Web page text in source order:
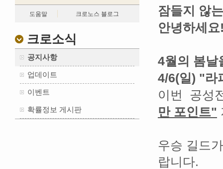
도움말 크로노스 블로그
크로소식
공지사항
업데이트
이벤트
확률정보 게시판
잠들지 않
안녕하세요
4월의 봄날
4/6(일) "라
이번 공성
만 포인트"
우승 길드
랍니다.